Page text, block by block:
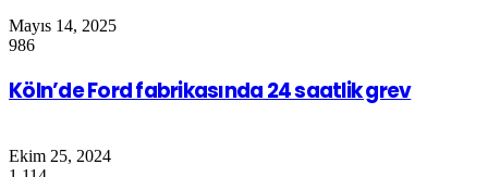
Mayıs 14, 2025
986
Köln’de Ford fabrikasında 24 saatlik grev
Ekim 25, 2024